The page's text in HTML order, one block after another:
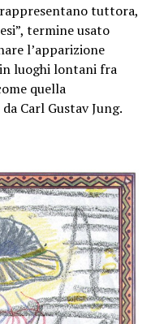
tuttora,
termine usato
l’apparizione
luoghi lontani fra
quella
Carl Gustav Jung.